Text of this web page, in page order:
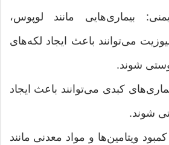
بیماری‌هایی مانند لوپوس،
می‌توانند باعث ایجاد لکه‌های
شوند.
کبدی می‌توانند باعث ایجاد
شوند.
ویتامین‌ها و مواد معدنی مانند